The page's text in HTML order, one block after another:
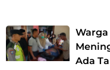
Ada